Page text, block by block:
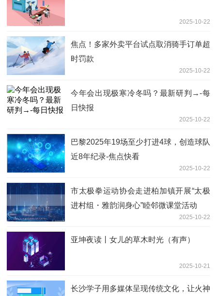
2025-10-22
焦点！多家外卖平台试点取消骑手订单超
时罚款
2025-10-22
今年会出现极寒冷冬吗？最新研判→-每
日快报
2025-10-22
巴黎2025年19场至少打进4球，创造球队
近8年纪录-焦点快看
2025-10-22
市太极拳运动协会走进柏加镇开展“太极
进村组・雅韵润身心”睦邻微课堂活动
2025-10-22
亚坤夜读丨女儿的草木时光（有声）
2025-10-21
长沙学子用多媒体呈现传统文化，让火神